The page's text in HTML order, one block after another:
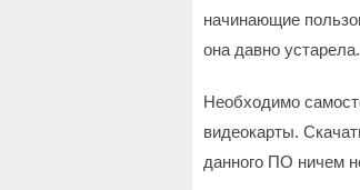
начинающие
она давно устарела.
Необходимо
видеокарты.
данного ПО ничем